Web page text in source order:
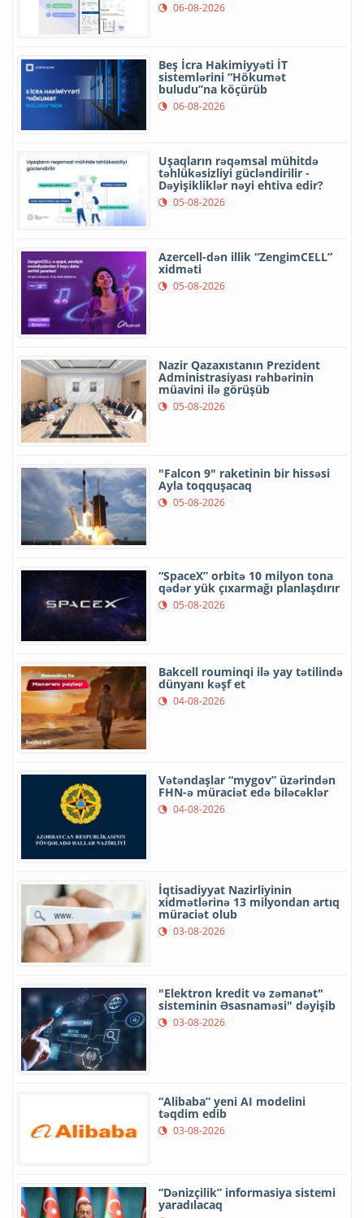
06-08-2026
Beş İcra Hakimiyyəti İT
sistemlərini “Hökumət
buludu”na köçürüb
06-08-2026
Uşaqların rəqəmsal mühitdə
təhlükəsizliyi gücləndirilir -
Dəyişikliklər nəyi ehtiva edir?
05-08-2026
Azercell-dən illik “ZengimCELL”
xidməti
05-08-2026
Nazir Qazaxıstanın Prezident
Administrasiyası rəhbərinin
müavini ilə görüşüb
05-08-2026
"Falcon 9" raketinin bir hissəsi
Ayla toqquşacaq
05-08-2026
“SpaceX” orbitə 10 milyon tona
qədər yük çıxarmağı planlaşdırır
05-08-2026
Bakcell rouminqi ilə yay tətilində
dünyanı kəşf et
04-08-2026
Vətəndaşlar “mygov” üzərindən
FHN-ə müraciət edə biləcəklər
04-08-2026
İqtisadiyyat Nazirliyinin
xidmətlərinə 13 milyondan artıq
müraciət olub
03-08-2026
"Elektron kredit və zəmanət"
sisteminin Əsasnaməsi" dəyişib
03-08-2026
“Alibaba” yeni AI modelini
təqdim edib
03-08-2026
“Dənizçilik” informasiya sistemi
yaradılacaq